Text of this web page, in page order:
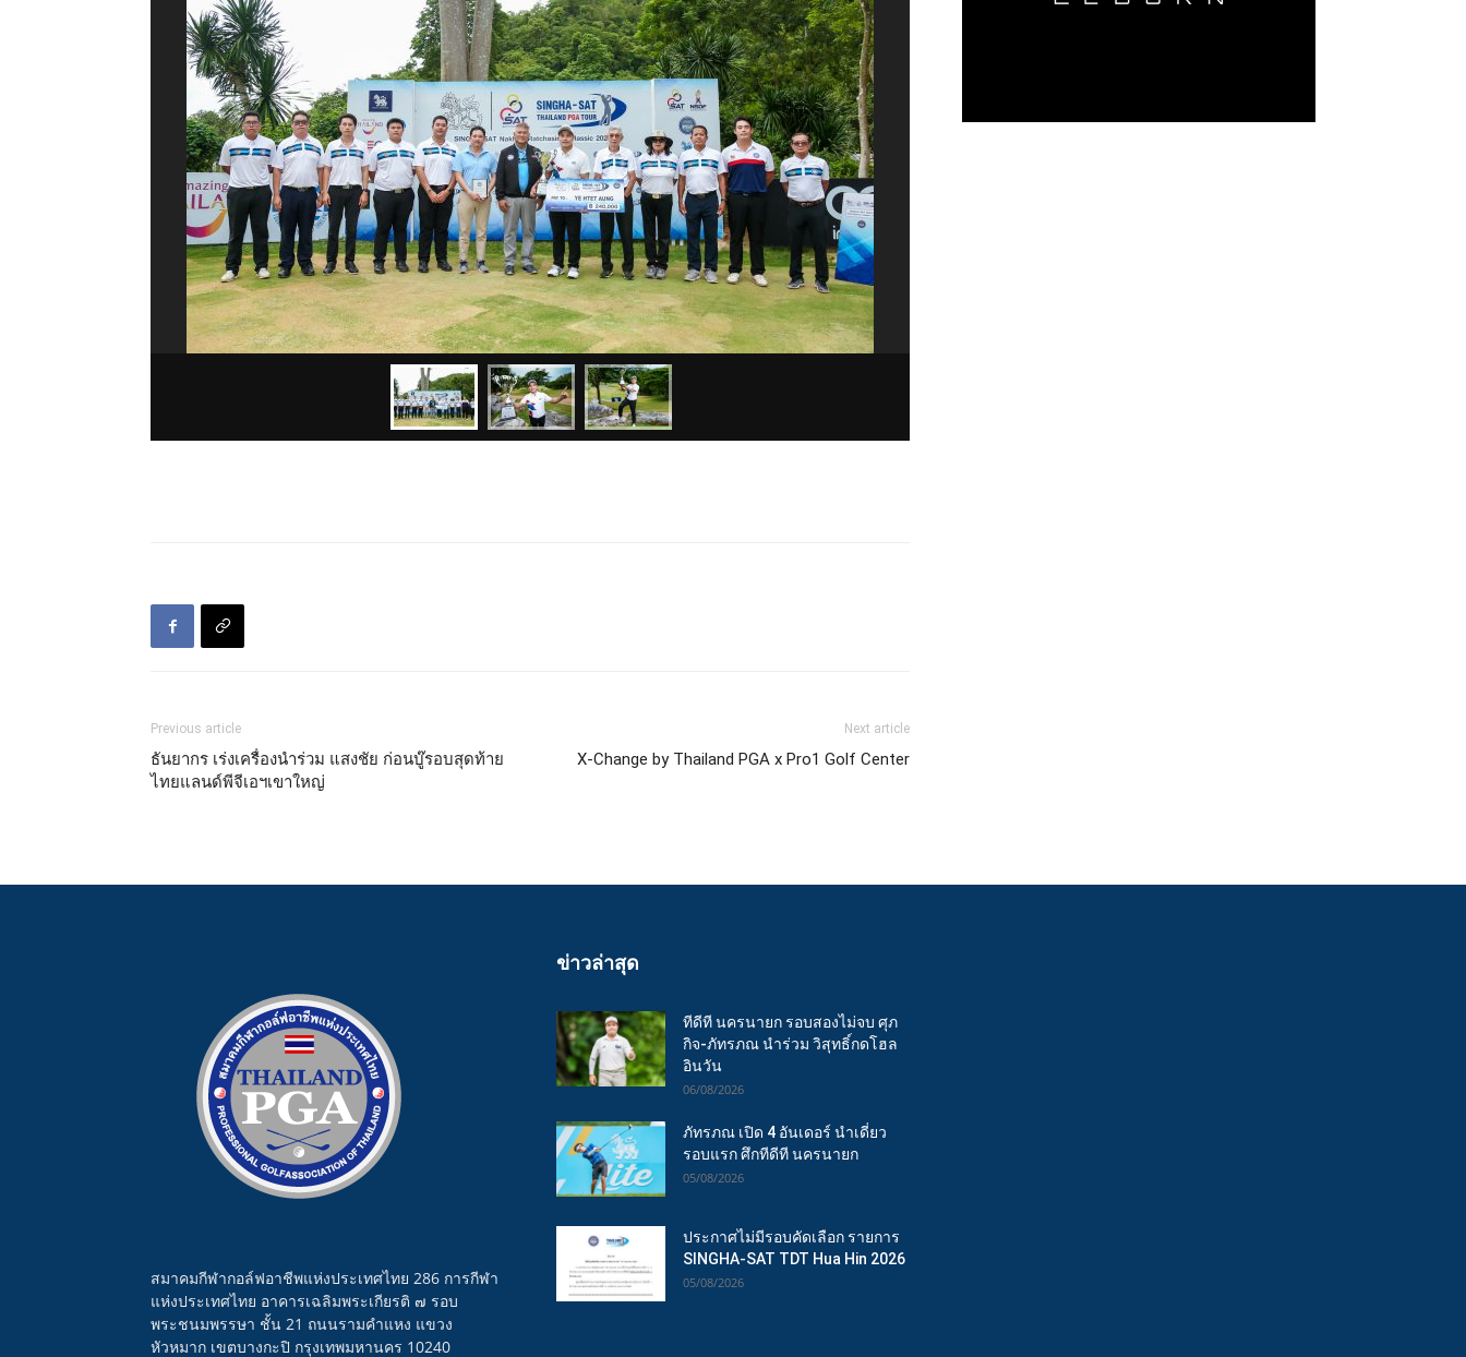
Previous article
ธันยากร เร่งเครื่องนำร่วม แสงชัย ก่อนบู๊รอบสุดท้าย
ไทยแลนด์พีจีเอฯเขาใหญ่
Next article
X-Change by Thailand PGA x Pro1 Golf Center
สมาคมกีฬากอล์ฟอาชีพแห่งประเทศไทย 286 การกีฬา
แห่งประเทศไทย อาคารเฉลิมพระเกียรติ ๗ รอบ
พระชนมพรรษา ชั้น 21 ถนนรามคำแหง แขวง
หัวหมาก เขตบางกะปิ กรุงเทพมหานคร 10240
ข่าวล่าสุด
ทีดีที นครนายก รอบสองไม่จบ ศุภ
กิจ-ภัทรภณ นำร่วม วิสุทธิ์กดโฮล
อินวัน
06/08/2026
ภัทรภณ เปิด 4 อันเดอร์ นำเดี่ยว
รอบแรก ศึกทีดีที นครนายก
05/08/2026
ประกาศไม่มีรอบคัดเลือก รายการ
SINGHA-SAT TDT Hua Hin 2026
05/08/2026